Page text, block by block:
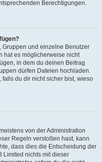
Berechtigungen.
Gruppen und einzelne Benutzer
hat es möglicherweise nicht
in dem du deinen Beitrag
dürfen Dateien hochladen.
du dir nicht sicher bist, wieso
von der Administration
Regeln verstoßen hast, kann
dass dies die Entscheidung der
Limited nichts mit dieser